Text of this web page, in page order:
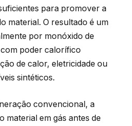
para promover a
material. O resultado é um
por monóxido de
poder calorífico
de calor, eletricidade ou
sintéticos.
convencional, a
material em gás antes de